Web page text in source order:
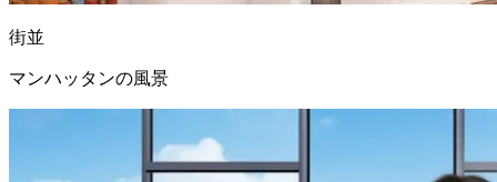
街並
マンハッタンの風景